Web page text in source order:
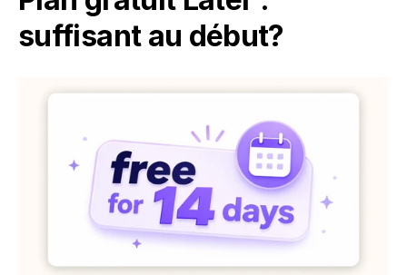
suffisant au début?